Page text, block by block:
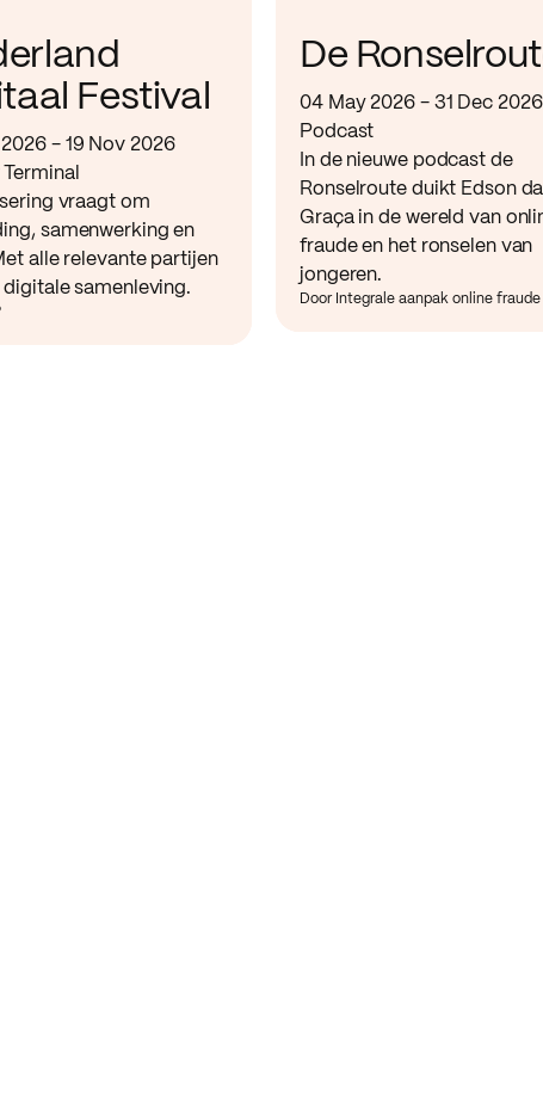
Festival
- 19 Nov 2026
vraagt om
samenwerking en
alle relevante partijen
digitale samenleving.
De
04 May 2026 - 31 Dec 2026
Podcast
In de nieuwe podcast de
Ronselroute duikt Edson da
Graça in de wereld van
fraude en het ronselen van
jongeren.
Door Integrale aanpak online fraude